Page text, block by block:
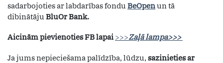
sadarbojoties ar labdarības fondu BeOpenun tā
dibinātāju BluOr Bank.
Aicinām pievienoties FB lapai >>>Zaļā lampa>>>
Ja jums nepieciešama palīdzība, lūdzu, sazinieties ar